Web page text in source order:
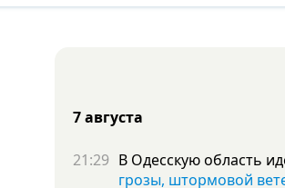
7 августа
21:29 В Одесскую область
грозы, штормовой